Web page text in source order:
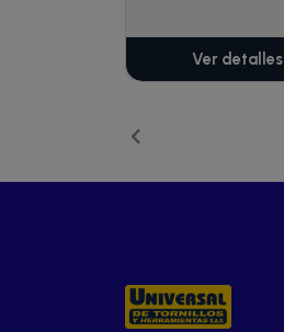
Ver detalles